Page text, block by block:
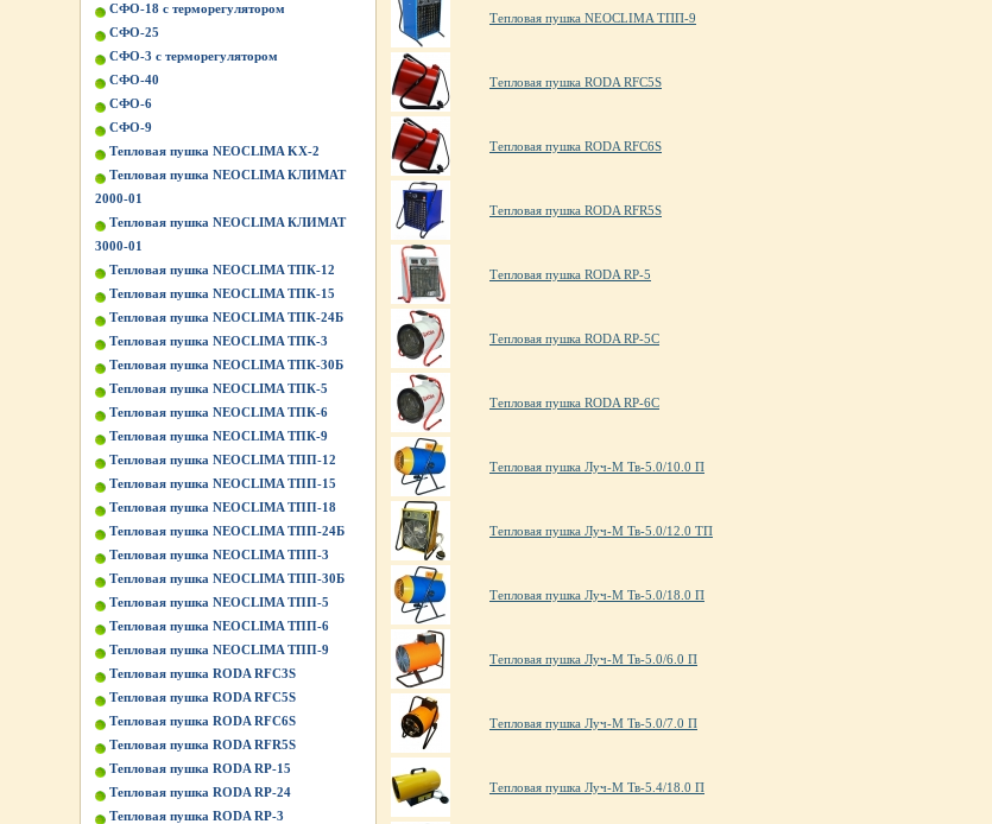
СФО-18 с терморегулятором
СФО-25
СФО-3 с терморегулятором
СФО-40
СФО-6
СФО-9
Тепловая пушка NEOCLIMA KХ-2
Тепловая пушка NEOCLIMA КЛИМАТ
2000-01
Тепловая пушка NEOCLIMA КЛИМАТ
3000-01
Тепловая пушка NEOCLIMA ТПК-12
Тепловая пушка NEOCLIMA ТПК-15
Тепловая пушка NEOCLIMA ТПК-24Б
Тепловая пушка NEOCLIMA ТПК-3
Тепловая пушка NEOCLIMA ТПК-30Б
Тепловая пушка NEOCLIMA ТПК-5
Тепловая пушка NEOCLIMA ТПК-6
Тепловая пушка NEOCLIMA ТПК-9
Тепловая пушка NEOCLIMA ТПП-12
Тепловая пушка NEOCLIMA ТПП-15
Тепловая пушка NEOCLIMA ТПП-18
Тепловая пушка NEOCLIMA ТПП-24Б
Тепловая пушка NEOCLIMA ТПП-3
Тепловая пушка NEOCLIMA ТПП-30Б
Тепловая пушка NEOCLIMA ТПП-5
Тепловая пушка NEOCLIMA ТПП-6
Тепловая пушка NEOCLIMA ТПП-9
Тепловая пушка RODA RFC3S
Тепловая пушка RODA RFC5S
Тепловая пушка RODA RFC6S
Тепловая пушка RODA RFR5S
Тепловая пушка RODA RP-15
Тепловая пушка RODA RP-24
Тепловая пушка RODA RP-3
Тепловая пушка NEOCLIMA ТПП-9
Тепловая пушка RODA RFC5S
Тепловая пушка RODA RFC6S
Тепловая пушка RODA RFR5S
Тепловая пушка RODA RP-5
Тепловая пушка RODA RP-5C
Тепловая пушка RODA RP-6C
Тепловая пушка Луч-М Тв-5.0/10.0 П
Тепловая пушка Луч-М Тв-5.0/12.0 ТП
Тепловая пушка Луч-М Тв-5.0/18.0 П
Тепловая пушка Луч-М Тв-5.0/6.0 П
Тепловая пушка Луч-М Тв-5.0/7.0 П
Тепловая пушка Луч-М Тв-5.4/18.0 П